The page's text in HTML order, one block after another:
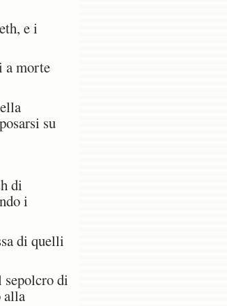
e i
a morte
su
di
i
di quelli
sepolcro di
alla